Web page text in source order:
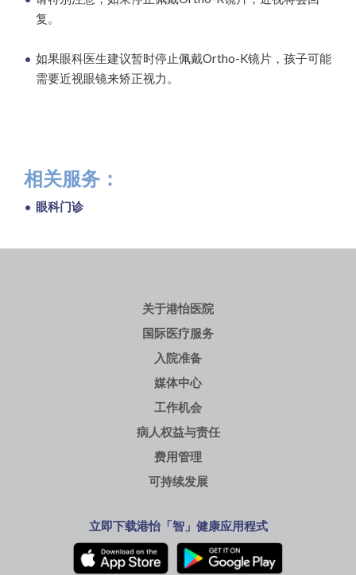
复。
如果眼科医生建议暂时停止佩戴Ortho-K镜片，孩子可能
需要近视眼镜来矫正视力。
相关服务：
眼科门诊
关于港怡医院
国际医疗服务
入院准备
媒体中心
工作机会
病人权益与责任
费用管理
可持续发展
立即下载港怡「智」健康应用程式